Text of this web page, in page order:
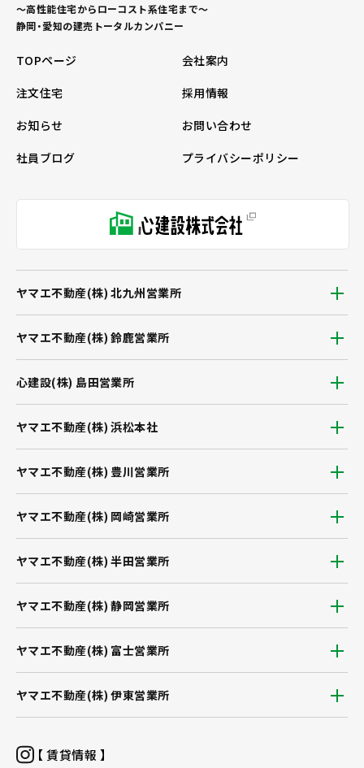
～高性能住宅からローコスト系住宅まで～
静岡・愛知の建売トータルカンパニー
TOPページ
会社案内
注文住宅
採用情報
お知らせ
お問い合わせ
社員ブログ
プライバシーポリシー
ヤマエ不動産(株) 浜松本社
ヤマエ不動産(株) 静岡営業所
ヤマエ不動産(株) 豊川営業所
ヤマエ不動産(株) 富士営業所
ヤマエ不動産(株) 岡崎営業所
ヤマエ不動産(株) 伊東営業所
ヤマエ不動産(株) 半田営業所
ヤマエ不動産(株) 北九州営業所
ヤマエ不動産(株) 鈴鹿営業所
心建設(株) 島田営業所
【 賃貸情報 】